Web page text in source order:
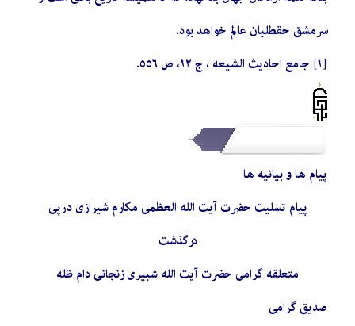
سرمشق حق‏طلبان عالم خواهد بود.
[١] جامع احادیث الشیعه ، ج ١٢، ص ٥٥٦.
پیام ها و بیانیه ها
پیام تسلیت حضرت آیت الله العظمی مکارم شیرازی درپی
درگذشت
متعلقه گرامی حضرت آیت الله شبیری زنجانی دام ظله
صدیق گرامی